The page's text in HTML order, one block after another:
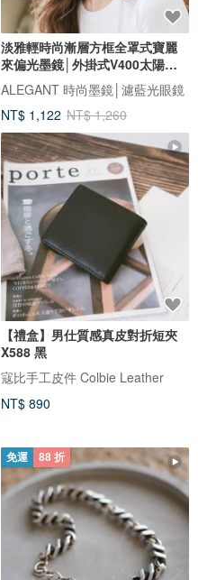
淡雅輕時尚漸層方框全罩式寶麗
來偏光墨鏡│外掛式V400太陽眼
鏡
ALEGANT 時尚墨鏡│濾藍光眼鏡
NT$ 1,122 NT$ 1,260
【禮盒】男仕質感真皮對折短夾
X588 黑
寇比手工皮件 Colbie Leather
NT$ 890
免運 88 折